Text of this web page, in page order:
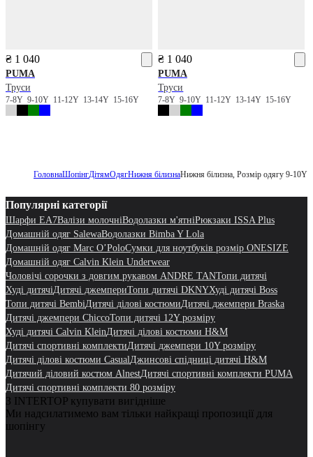
₴ 1 040
PUMA
Труси
7-8Y 9-10Y 11-12Y 13-14Y 15-16Y
₴ 1 040
PUMA
Труси
7-8Y9-10Y 11-12Y 13-14Y 15-16Y
ГоловнаШопінгДітямОдягНижня білизнаНижня білизна, Розмір одягу 9-10Y
Популярні категорії
Шарфи EA7Валізи молочніВодолазки м'ятніРюкзаки ISSA Plus
Домашній одяг SalewaВодолазки Bimba Y Lola
Домашній одяг Marc O’PoloСумки для ноутбуків розмір ONESIZE
Домашній одяг Calvin Klein Underwear
Чоловічі сорочки з довгим рукавом ANDRE TANТопи дитячі
Худі дитячіДитячі джемпериТопи дитячі DKNYХуді дитячі Boss
Топи дитячі BembiДитячі ділові костюмиДитячі джемпери Braska
Дитячі джемпери ChiccoТопи дитячі 12Y розміру
Худі дитячі Calvin KleinДитячі ділові костюми H&M
Дитячі спортивні комплектиДитячі джемпери 10Y розміру
Дитячі ділові костюми Casual Джинсові спідниці дитячі H&M
Дитячий діловий костюм AlnestДитячі спортивні комплекти PUMA
Дитячі спортивні комплекти 80 розміру
З INTERTOP купувати вигідніше
Ми надсилатимемо вам тільки найкращі пропозиції для
шопінгу